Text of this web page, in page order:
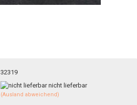
32319
nicht lieferbar
(Ausland abweichend)